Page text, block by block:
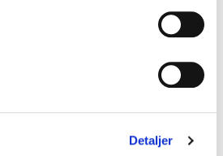
Detaljer
og litt til. Med underfundig